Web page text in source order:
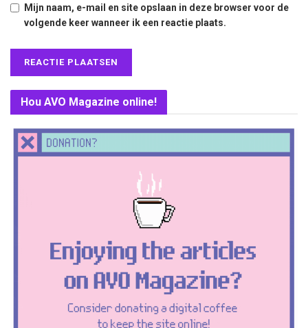
Mijn naam, e-mail en site opslaan in deze browser voor de
volgende keer wanneer ik een reactie plaats.
Hou AVO Magazine online!